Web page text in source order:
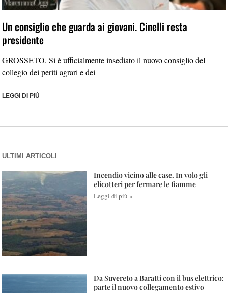
Un consiglio che guarda ai giovani. Cinelli resta
presidente
GROSSETO. Si è ufficialmente insediato il nuovo consiglio del
collegio dei periti agrari e dei
LEGGI DI PIÙ
ULTIMI ARTICOLI
Incendio vicino alle case. In volo gli
elicotteri per fermare le fiamme
Leggi di più »
Da Suvereto a Baratti con il bus elettrico:
parte il nuovo collegamento estivo